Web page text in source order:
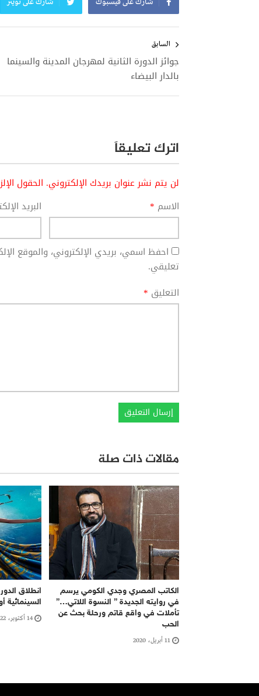
المقالات
السابق
جوائز الدورة الثانية لمهرجان المدينة والسينما
بالدار البيضاء
اترك تعليقاً
لن يتم نشر عنوان بريدك الإلكتروني. الحقول
الاسم * البريد
احفظ اسمي، بريدي الإلكتروني، والموقع
تعليقي.
التعليق *
مقالات ذات صلة
الكاتب المصري وجدي الكومي يرسم
في روايته الجديدة ” النسوة اللاتي…”
تأملات في واقع قاتم ورحلة بحث عن
الحب
11 أبريل، 2020
السينمائية
14 أكتوبر، 2022